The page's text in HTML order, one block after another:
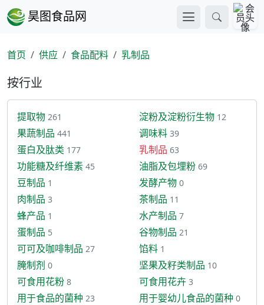
昊图食品网
首页 供应 食品配料 乳制品
按行业
提取物 261 淀粉及淀粉衍生物 12
果蔬制品 441 调味料 39
蛋白及肽类 177 乳制品 63
功能糖及纤维素 45 油脂及包埋粉 69
豆制品 1 发酵产物 0
肉制品 3 茶制品 11
蜂产品 1 水产制品 7
蛋制品 5 谷物制品 21
可可及咖啡制品 27 馅料 1
腌制剂 0 坚果及籽类制品 10
可食用花粉 8 可食用花卉 3
用于食品的菌种 23 用于婴幼儿食品的菌种 0